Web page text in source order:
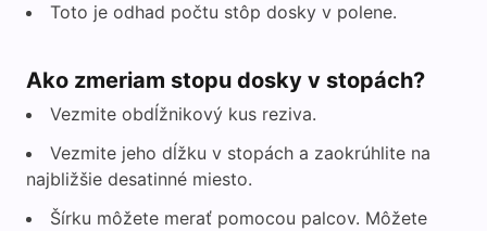
Toto je odhad počtu stôp dosky v polene.
Ako zmeriam stopu dosky v stopách?
Vezmite obdĺžnikový kus reziva.
Vezmite jeho dĺžku v stopách a zaokrúhlite na
najbližšie desatinné miesto.
Šírku môžete merať pomocou palcov. Môžete